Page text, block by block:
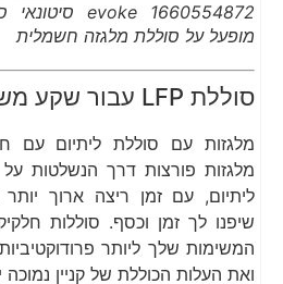
מופעל על סוללת מלגזה חשמלית
סוללת LFP עבור שקע משטח חשמלי כתר
מלגזות עם סוללת ליתיום עם
מלגזות פורצות דרך הנשלטות על
ליתיום, עם זמן ריצה ארוך
שיפנו לך זמן וכסף. סוללות
המשימות שלך ליותר
ואת העלות הכוללת של קניין נמוכה